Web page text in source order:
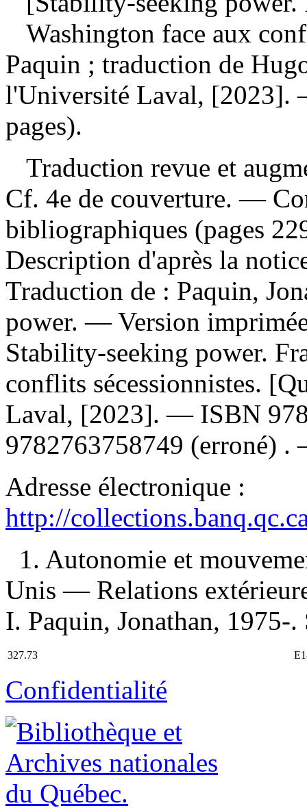
Washington face aux
Paquin ; traduction de
l'Université Laval, [2023].
pages).
Traduction revue et
Cf. 4e de couverture. —
bibliographiques (pages
Description d'après la
Traduction de : Paquin,
power. —Version
Stability-seeking power.
conflits sécessionnistes.
Laval, [2023]. — ISBN
9782763758749 (erroné)
Adresse électronique :
http://
1. Autonomie et
Unis — Relations
I. Paquin, Jonathan,
327.73
Confidentialité